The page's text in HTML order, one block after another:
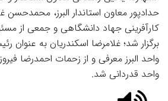
حدادپور معاون استاندار البرز،
کارآفرینی جهاد دانشگاهی و جمعی از
برگزار شد؛ غلامرضا اسکندریان به عنوان
واحد البرز معرفی و از زحمات احمدرضا
واحد قدردانی شد.